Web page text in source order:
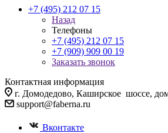
+7 (495) 212 07 15
Назад
Телефоны
+7 (495) 212 07 15
+7 (909) 909 00 19
Заказать звонок
Контактная информация
г. Домодедово, Каширское шоссе,
support@faberna.ru
Вконтакте